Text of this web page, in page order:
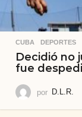
CUBA ,DEPORTES
Decidió no
fue
por D.L.R.